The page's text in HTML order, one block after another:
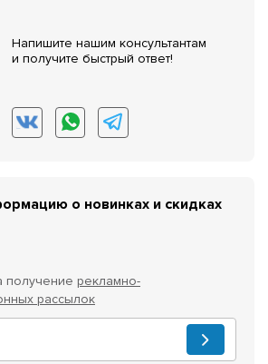
Напишите нашим консультантам
и получите быстрый ответ!
о новинках и скидках
получение рекламно-
рассылок